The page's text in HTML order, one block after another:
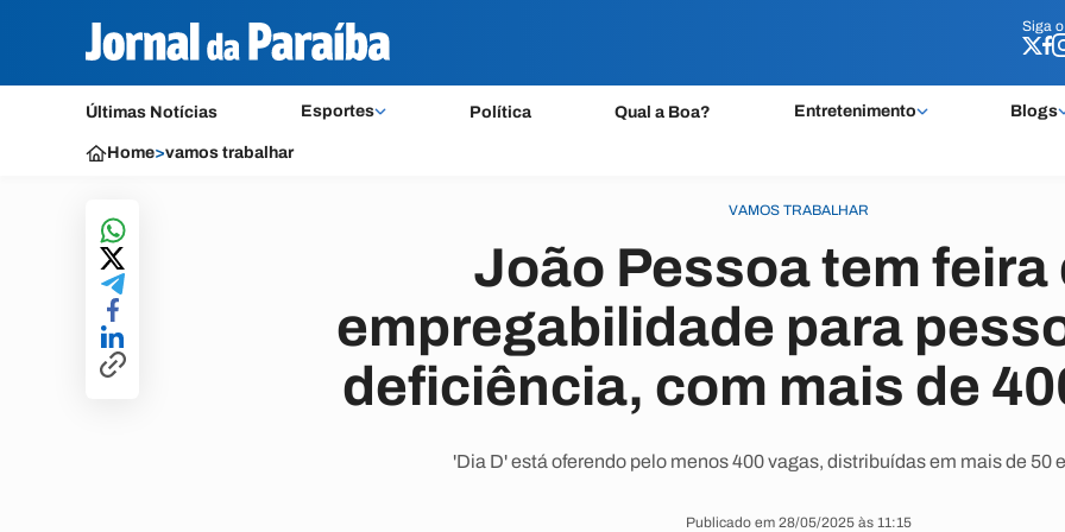
Siga o
Últimas Notícias Esportes Política Qual a Boa? Entretenimento Blogs
Siga o
Home>vamos trabalhar
VAMOS TRABALHAR
João Pessoa tem feira
empregabilidade para
deficiência, com mais de
'Dia D' está oferendo pelo menos 400 vagas, distribuídas em mais de 50
Publicado em 28/05/2025 às 11:15